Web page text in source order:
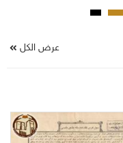
عرض الكل